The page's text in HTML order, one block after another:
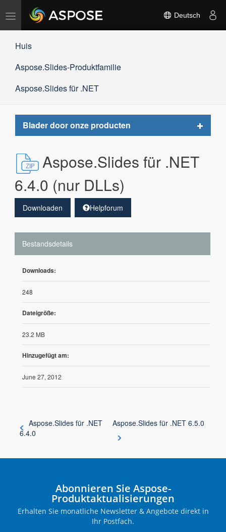
Navigation
umschalten
Deutsch
Huis
Aspose.Slides-Produktfamilie
Aspose.Slides für .NET
Blader door onze producten
Toggle
Aspose.Slides für .NET
6.4.0 (nur DLLs)
Downloaden Helpforum
Bestandsdetails
Downloads:
248
Dateigröße:
23.2 MB
Hinzugefügt am:
June 27, 2012
Aspose.Slides für .NET
6.4.0
Aspose.Slides für .NET 6.5.0
Abonnieren Sie Aspose-
Produktaktualisierungen
Erhalten Sie monatliche Newsletter & Angebote direkt in
Ihr Postfach.